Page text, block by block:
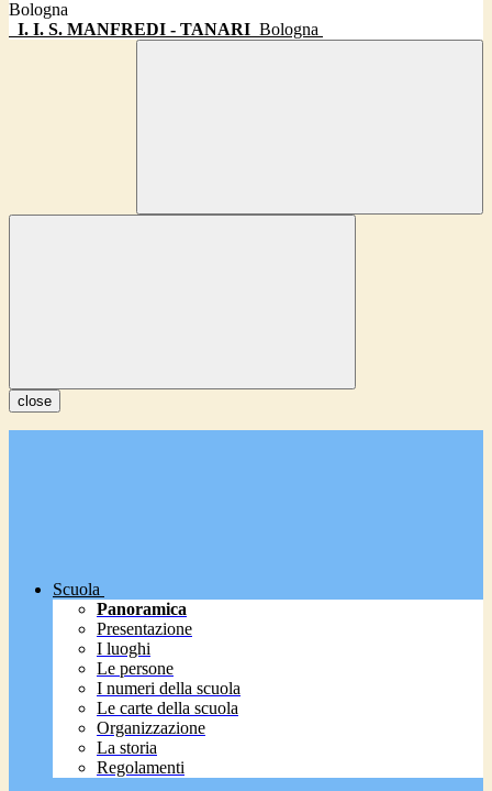
I. I. S. MANFREDI - TANARI Bologna
close
Scuola
Panoramica
Presentazione
I luoghi
Le persone
I numeri della scuola
Le carte della scuola
Organizzazione
La storia
Regolamenti